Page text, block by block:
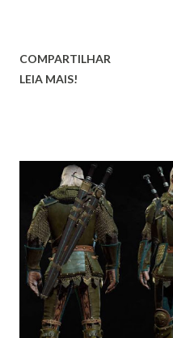
COMPARTILHAR
LEIA MAIS!